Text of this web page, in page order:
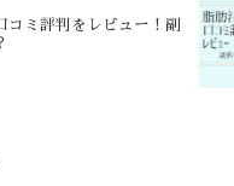
コミ評判をレビュー！副